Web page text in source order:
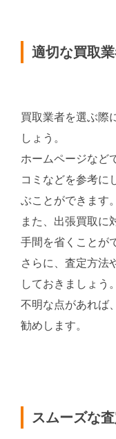
適切な買取
買取業者を選ぶ際
しょう。
ホームページなど
コミなどを参考に
ぶことができます。
また、出張買取に
手間を省くことが
さらに、査定方法
しておきましょう。
不明な点があれば
勧めします。
スムーズな